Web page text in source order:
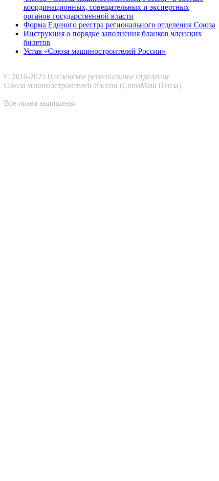
координационных, совещательных и экспертных
органов государственной власти
Форма Единого реестра регионального отделения Союза
Инструкция о порядке заполнения бланков членских
билетов
Устав «Союза машиностроителей России»
© 2016-2025 Пензенское региональное отделение
Cоюза машиностроителей России (СоюзМаш Пенза).
Все права защищены.